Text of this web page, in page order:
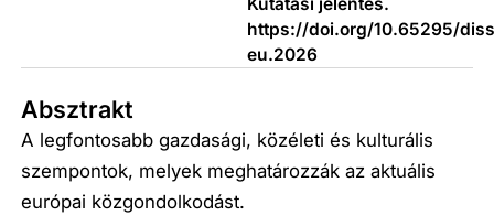
https://doi.org/10.65295/
eu.2026
Absztrakt
A legfontosabb gazdasági, közéleti és kulturális
szempontok, melyek meghatározzák az aktuális
európai közgondolkodást.